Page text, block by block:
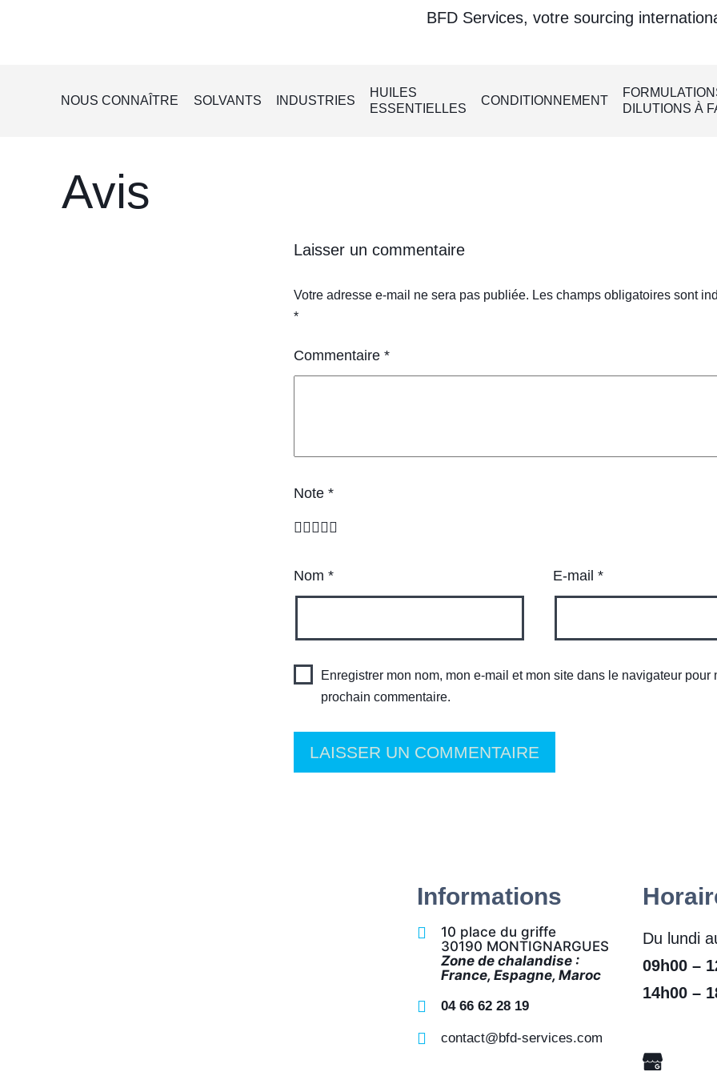
BFD Services, votre sourcing international
NOUS CONNAÎTRE SOLVANTS INDUSTRIES
HUILES
ESSENTIELLES
CONDITIONNEMENT
DILUTIONS À
Avis
Laisser un commentaire
Votre adresse e-mail ne sera pas publiée. Les champs obligatoires sont
*
Commentaire *
Note *
Nom * E-mail *
Enregistrer mon nom, mon e-mail et mon site dans le navigateur pour
prochain commentaire.
Informations
10 place du griffe
30190 MONTIGNARGUES
Zone de chalandise :
France, Espagne, Maroc
04 66 62 28 19
contact@bfd-services.com
Du lundi
09h00 –
14h00 –